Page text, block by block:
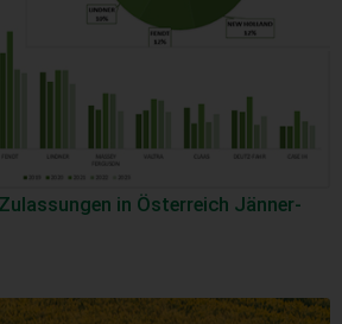
in Österreich Jänner-